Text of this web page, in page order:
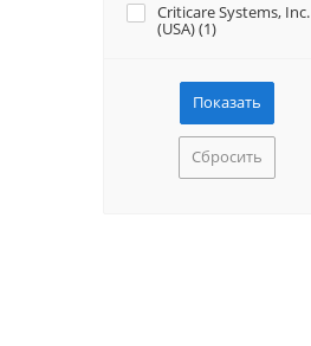
Criticare Systems, Inc.
(USA) (1)
Сбросить